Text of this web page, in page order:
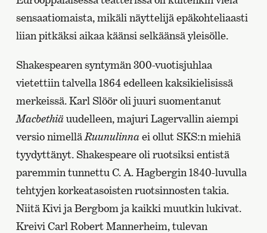
sensaatiomaista, mikäli näyttelijä epäkohteliaasti
liian pitkäksi aikaa käänsi selkäänsä yleisölle.
Shakespearen syntymän 300-vuotisjuhlaa
vietettiin talvella 1864 edelleen kaksikielisissä
merkeissä. Karl Slöör oli juuri suomentanut
Macbethiäuudelleen, majuri Lagervallin aiempi
versio nimellä Ruunulinnaei ollut SKS:n miehiä
tyydyttänyt. Shakespeare oli ruotsiksi entistä
paremmin tunnettu C. A. Hagbergin 1840-luvulla
tehtyjen korkeatasoisten ruotsinnosten takia.
Niitä Kivi ja Bergbom ja kaikki muutkin lukivat.
Kreivi Carl Robert Mannerheim, tulevan